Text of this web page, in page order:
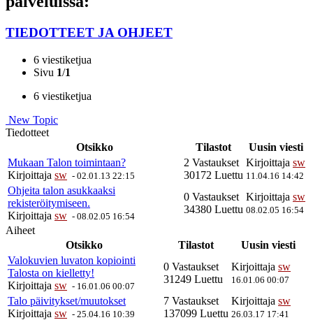
TIEDOTTEET JA OHJEET
6 viestiketjua
Sivu 1/1
6 viestiketjua
New Topic
Tiedotteet
Otsikko
Tilastot
Uusin viesti
Mukaan Talon toimintaan?
Kirjoittaja sw - 02.01.13 22:15
2 Vastaukset
30172 Luettu
Kirjoittaja sw
11.04.16 14:42
Ohjeita talon asukkaaksi
rekisteröitymiseen.
Kirjoittaja sw - 08.02.05 16:54
0 Vastaukset
34380 Luettu
Kirjoittaja sw
08.02.05 16:54
Aiheet
Otsikko
Tilastot
Uusin viesti
Valokuvien luvaton kopiointi
Talosta on kielletty!
Kirjoittaja sw - 16.01.06 00:07
0 Vastaukset
31249 Luettu
Kirjoittaja sw
16.01.06 00:07
Talo päivitykset/muutokset
Kirjoittaja sw - 25.04.16 10:39
7 Vastaukset
137099 Luettu
Kirjoittaja sw
26.03.17 17:41